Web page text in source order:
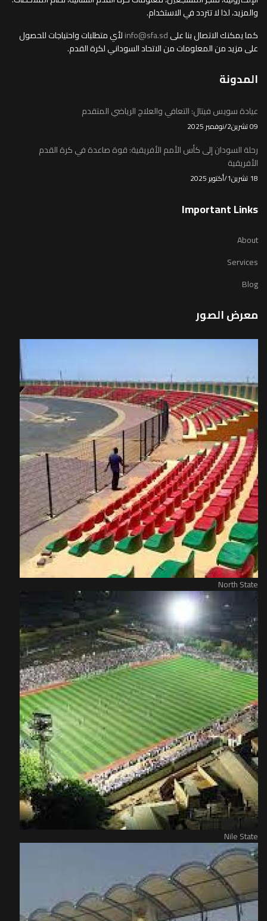
والمزيد، لذا لا تتردد في الاستخدام.
كما يمكنك الاتصال بنا علىinfo@sfa.sdلأي متطلبات واحتياجات للحصول
على مزيد من المعلومات من الاتحاد السوداني لكرة القدم.
المدونة
عيادة سويس فيتال: التعافي والعلاج الرياضي المتقدم
09 تشرين2/نوفمبر 2025
رحلة السودان إلى كأس الأمم الأفريقية: قوة صاعدة في كرة القدم
الأفريقية
18 تشرين1/أكتوير 2025
Important Links
About
Services
Blog
معرض الصور
North State
Nile State